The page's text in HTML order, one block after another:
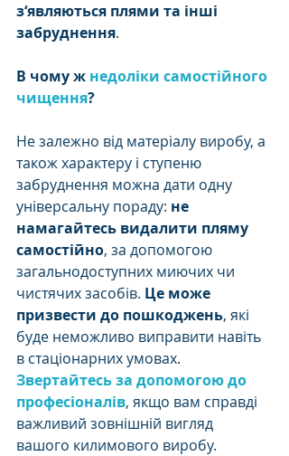
з‘являються плями та інші
забруднення.
В чому ж недоліки самостійного
чищення?
Не залежно від матеріалу виробу, а
також характеру і ступеню
забруднення можна дати одну
універсальну пораду: не
намагайтесь видалити пляму
самостійно, за допомогою
загальнодоступних миючих чи
чистячих засобів. Це може
призвести до пошкоджень, які
буде неможливо виправити навіть
в стаціонарних умовах.
Звертайтесь за допомогою до
професіоналів, якщо вам справді
важливий зовнішній вигляд
вашого килимового виробу.